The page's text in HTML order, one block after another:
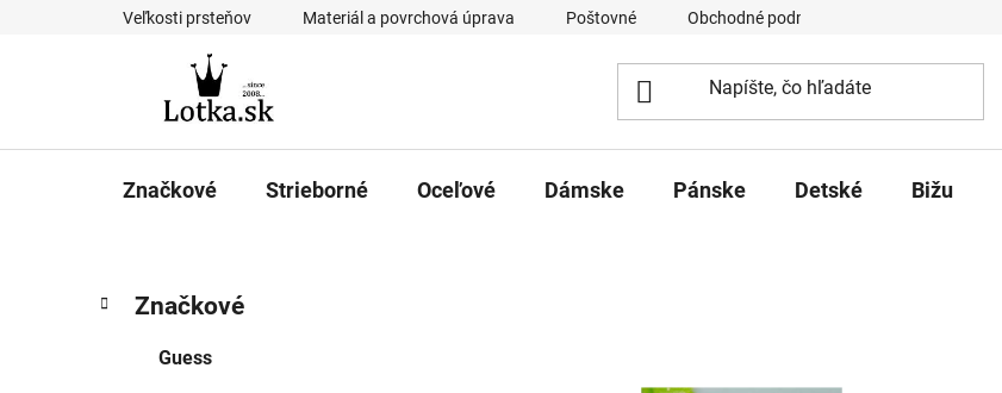
Veľkosti prsteňov Materiál a povrchová úprava Poštovné Obchodné podmienky
Značkové Strieborné Oceľové Dámske Pánske Detské Bižu
B
kategórie
a
Značkové
Guess